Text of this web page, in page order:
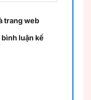
trang web
luận kế